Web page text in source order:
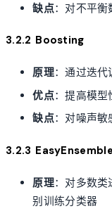
缺点：对不平衡
3.2.2 Boosting
原理：通过迭
优点：提高模型
缺点：对噪声敏
3.2.3 EasyEnsemble
原理：对多数
别训练分类器